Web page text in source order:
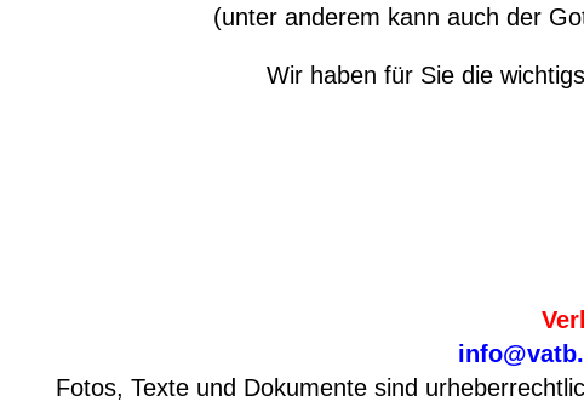
(unter anderem kann auch der
Wir haben für Sie die
Fotos, Texte und Dokumente sind